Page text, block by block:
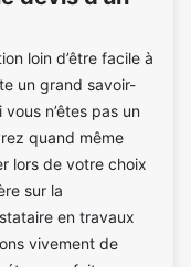
loin d’être facile à
un grand savoir-
n’êtes pas un
quand même
lors de votre choix
sur la
en travaux
vivement de